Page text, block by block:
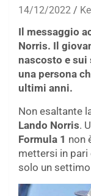
14/12/2022
Il messaggio
Norris. Il
nascosto e
una persona
ultimi anni.
Non esaltante
Lando Norris.
Formula 1 non
mettersi in
solo un